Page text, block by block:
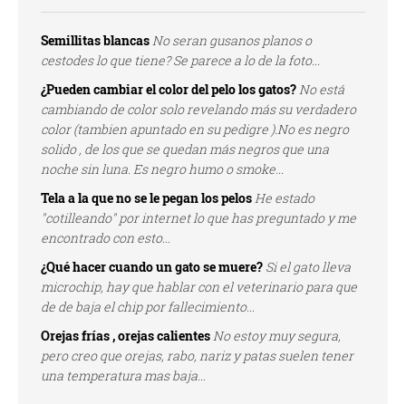
Semillitas blancasNo seran gusanos planos o
cestodes lo que tiene? Se parece a lo de la foto...
¿Pueden cambiar el color del pelo los gatos?No está
cambiando de color solo revelando más su verdadero
color (tambien apuntado en su pedigre ).No es negro
solido , de los que se quedan más negros que una
noche sin luna. Es negro humo o smoke...
Tela a la que no se le pegan los pelosHe estado
"cotilleando" por internet lo que has preguntado y me
encontrado con esto...
¿Qué hacer cuando un gato se muere? Si el gato lleva
microchip, hay que hablar con el veterinario para que
de de baja el chip por fallecimiento...
Orejas frías , orejas calientesNo estoy muy segura,
pero creo que orejas, rabo, nariz y patas suelen tener
una temperatura mas baja...